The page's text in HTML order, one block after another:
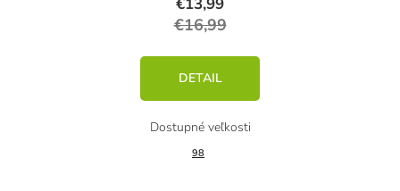
€16,99
DETAIL
98